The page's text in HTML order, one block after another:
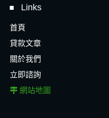
Links
首頁
貸款文章
關於我們
立即諮詢
網站地圖